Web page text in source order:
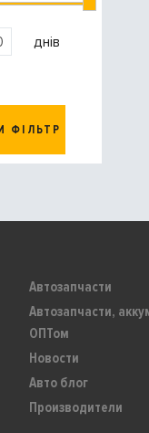
днів
ФІЛЬТР
Автозапчасти
Автозапчасти,
ОПТом
Новости
Авто блог
Производители